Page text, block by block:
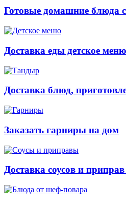
Готовые домашние блюда
Доставка еды детское меню
Доставка блюд,
Заказать гарниры на дом
Доставка соусов и